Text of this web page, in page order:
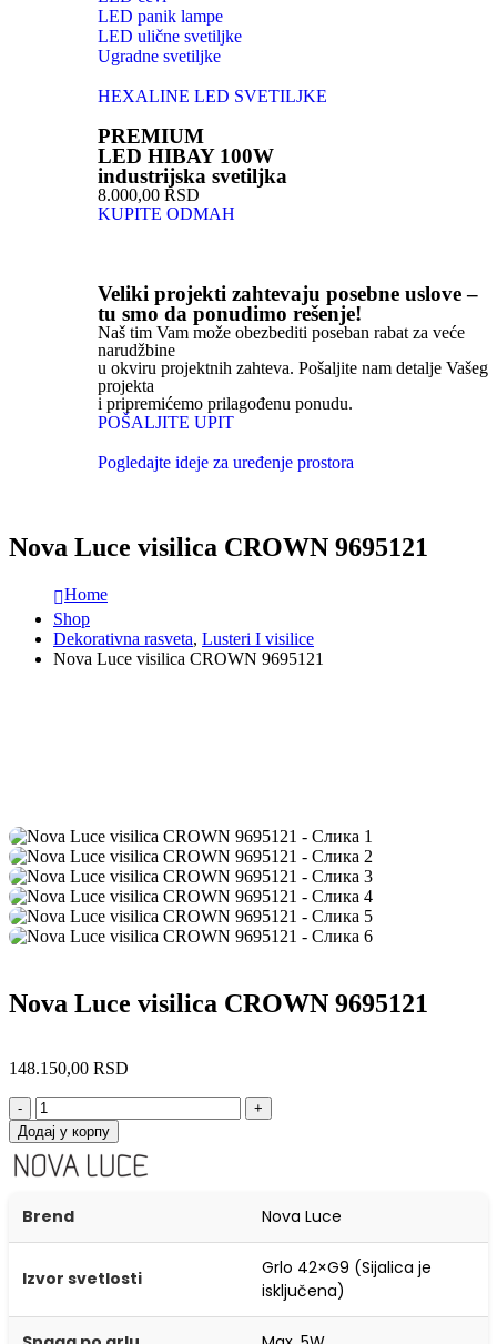
LED panik lampe
LED ulične svetiljke
Ugradne svetiljke
HEXALINE LED SVETILJKE
PREMIUM
LED HIBAY 100W
industrijska svetiljka
8.000,00 RSD
KUPITE ODMAH
Veliki projekti zahtevaju posebne uslove –
tu smo da ponudimo rešenje!
Naš tim Vam može obezbediti poseban rabat za veće
narudžbine
u okviru projektnih zahteva. Pošaljite nam detalje Vašeg
projekta
i pripremićemo prilagođenu ponudu.
POŠALJITE UPIT
Pogledajte ideje za uređenje prostora
Nova Luce visilica CROWN 9695121
Home
Shop
Dekorativna rasveta, Lusteri I visilice
Nova Luce visilica CROWN 9695121
Nova Luce visilica CROWN 9695121
148.150,00 RSD
-
+
Додај у корпу
Brend Nova Luce
Izvor svetlosti
Grlo 42×G9 (Sijalica je
isključena)